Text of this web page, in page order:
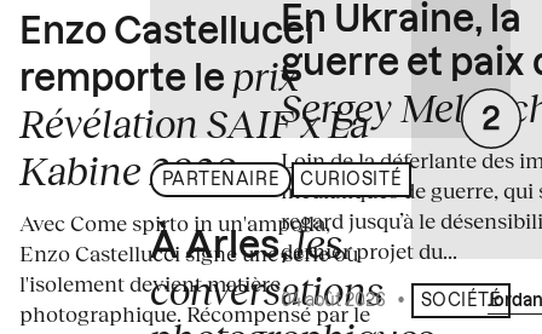
Enzo Castellucci
remporte le prix
Révélation SAIF x La
Kabine 2026
Avec Come spirto in un'ampolla,
Enzo Castellucci signe une série où
l'isolement devient matière
photographique. Récompensé par le
PARTENAIRE CURIOSITÉ
À Arles,les
conversations
En Ukraine, la
guerre et paix
Sergey
Loin de la déferlante des
médiatiques de guerre, qui
regard jusqu’à le
dernier projet du...
04 août 2026 • Écrit par
SOCIÉTÉ